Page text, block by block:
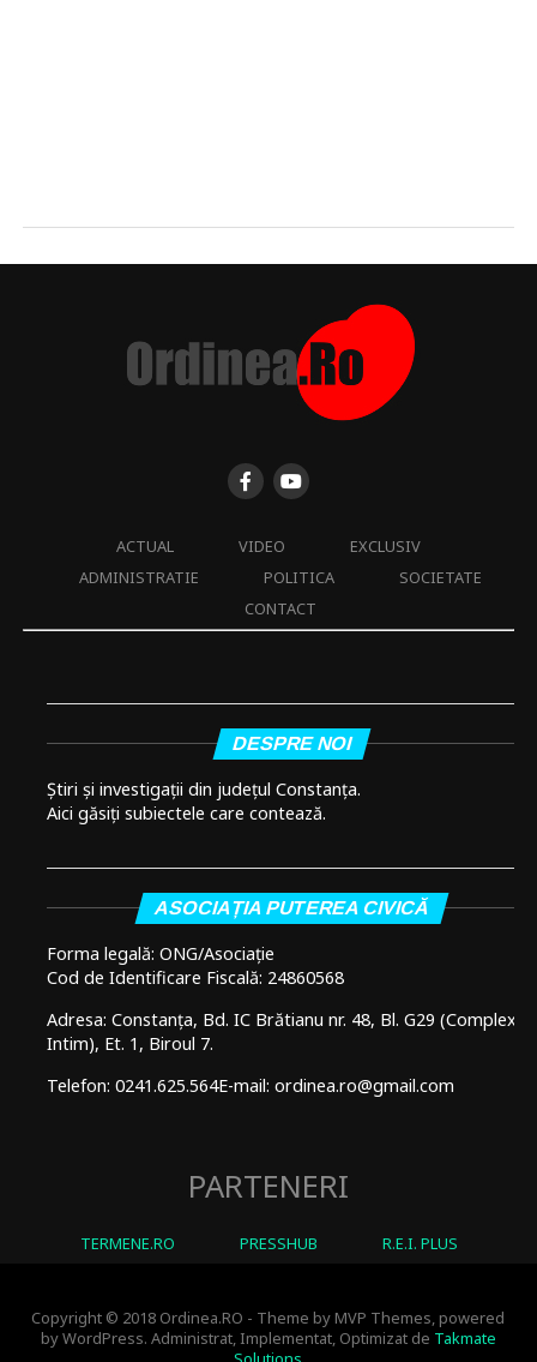
ACTUAL VIDEO
EXCLUSIV
ADMINISTRATIE
POLITICA
SOCIETATE
CONTACT
DESPRE NOI
Știri și investigații din județul Constanța.
Aici găsiți subiectele care contează.
ASOCIAȚIA PUTEREA CIVICĂ
Forma legală: ONG/Asociație
Cod de Identificare Fiscală: 24860568
Adresa: Constanța, Bd. IC Brătianu nr. 48, Bl. G29 (Complex
Intim), Et. 1, Biroul 7.
Telefon: 0241.625.564E-mail: ordinea.ro@gmail.com
PARTENERI
TERMENE.RO PRESSHUB R.E.I. PLUS
Copyright © 2018 Ordinea.RO - Theme by MVP Themes, powered
by WordPress. Administrat, Implementat, Optimizat de Takmate